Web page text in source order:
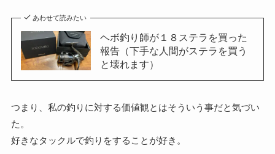
あわせて読みたい
ヘボ釣り師が１８ステラを買った
報告（下手な人間がステラを買う
と壊れます）
つまり、私の釣りに対する価値観とはそういう事だと気づい
た。
好きなタックルで釣りをすることが好き。